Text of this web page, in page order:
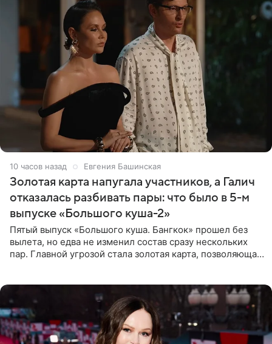
10 часов назад Евгения Башинская
Золотая карта напугала участников, а Галич
отказалась разбивать пары: что было в 5-м
выпуске «Большого куша-2»
Пятый выпуск «Большого куша. Бангкок» прошел без
вылета, но едва не изменил состав сразу нескольких
пар. Главной угрозой стала золотая карта, позволяющая